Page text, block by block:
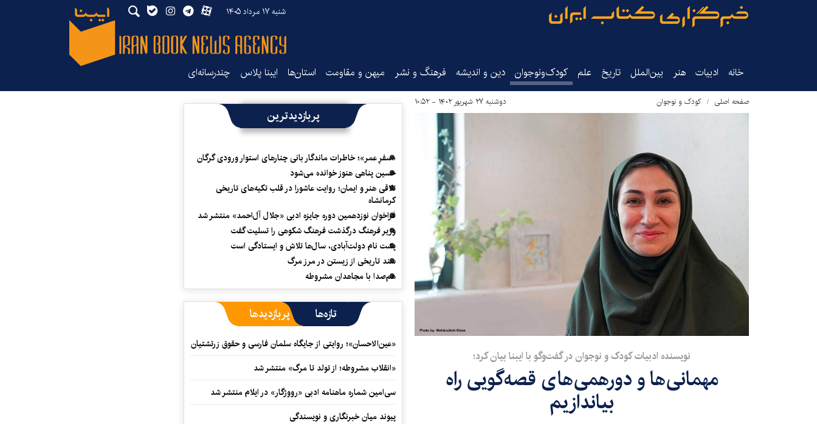
شنبه ۱۷ مرداد ۱۴۰۵
خانه ادبیات هنر بین‌الملل تاریخ‌ علم کودک‌ونوجوان دین و اندیشه فرهنگ و نشر میهن و مقاومت استان‌ها ایبنا پلاس چندرسانه‌ای
صفحه اصلی کودک و نوجوان دوشنبه ۲۷ شهریور ۱۴۰۲ - ۱۰:۵۲
نویسنده ادبیات کودک و نوجوان در گفت‌وگو با ایبنا بیان کرد؛
مهمانی‌ها و دورهمی‌های قصه‌گویی راه
بیاندازیم
پربازدیدترین
«سفرِ عمر»؛ خاطرات ماندگار بانی چنارهای استوار ورودی گرگان
حسین پناهی هنوز خوانده می‌شود
تلاقی هنر و ایمان؛ روایت عاشورا در قلب تکیه‌های تاریخی
کرمانشاه
فراخوان نوزدهمین دوره جایزه ادبی «جلال آل‌احمد» منتشر شد
وزیر فرهنگ درگذشت فرهنگ شکوهی را تسلیت گفت
پشت نام دولت‌آبادی، سال‌ها تلاش و ایستادگی است
سند تاریخی از زیستن در مرز مرگ
هم‌صدا با مجاهدان مشروطه
تازه‌ها پربازدیدها
«عین‌الاحسان»؛ روایتی از جایگاه سلمان فارسی و حقوق زرتشتیان
«انقلاب مشروطه؛ از تولد تا مرگ» منتشر شد
سی‌امین شماره ماهنامه‌ ادبی «رووژگار» در ایلام منتشر شد
پیوند میان خبرنگاری و نویسندگی